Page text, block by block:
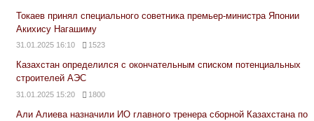
Токаев принял специального советника премьер-министра Японии
Акихису Нагашиму
31.01.2025 16:10 1523
Казахстан определился с окончательным списком потенциальных
строителей АЭС
31.01.2025 15:20 1800
Али Алиева назначили ИО главного тренера сборной Казахстана по